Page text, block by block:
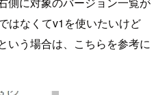
はなくてv1を使いたいけど
いう場合は、こちらを参考に